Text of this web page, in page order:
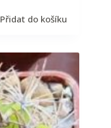
Přidat do košíku